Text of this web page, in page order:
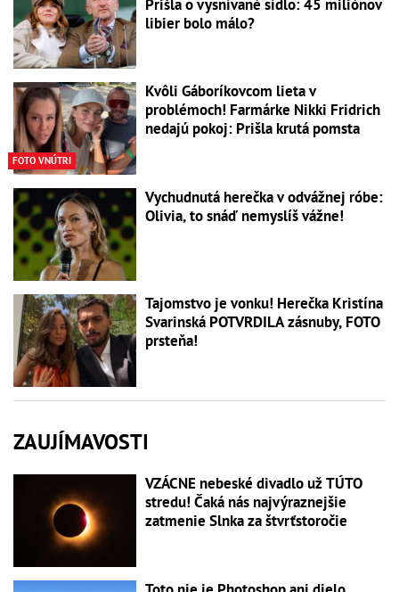
Prišla o vysnívané sídlo: 45 miliónov
libier bolo málo?
FOTO VNÚTRI
Kvôli Gáboríkovcom lieta v
problémoch! Farmárke Nikki Fridrich
nedajú pokoj: Prišla krutá pomsta
Vychudnutá herečka v odvážnej róbe:
Olivia, to snáď nemyslíš vážne!
Tajomstvo je vonku! Herečka Kristína
Svarinská POTVRDILA zásnuby, FOTO
prsteňa!
ZAUJÍMAVOSTI
VZÁCNE nebeské divadlo už TÚTO
stredu! Čaká nás najvýraznejšie
zatmenie Slnka za štvrťstoročie